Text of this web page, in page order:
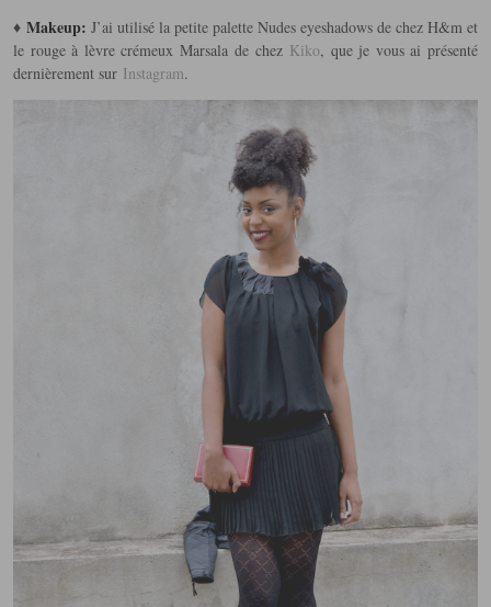
♦ Makeup: J’ai utilisé la petite palette Nudes eyeshadows de chez H&m et
le rouge à lèvre crémeux Marsala de chez Kiko, que je vous ai présenté
dernièrement sur Instagram.